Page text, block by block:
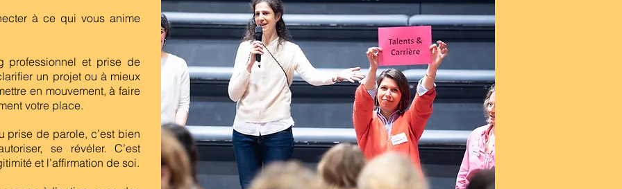
à ce qui vous anime
professionnel et prise de
un projet ou à mieux
en mouvement, à faire
votre place.
de parole, c’est bien
se révéler. C’est
et l’affirmation de soi.